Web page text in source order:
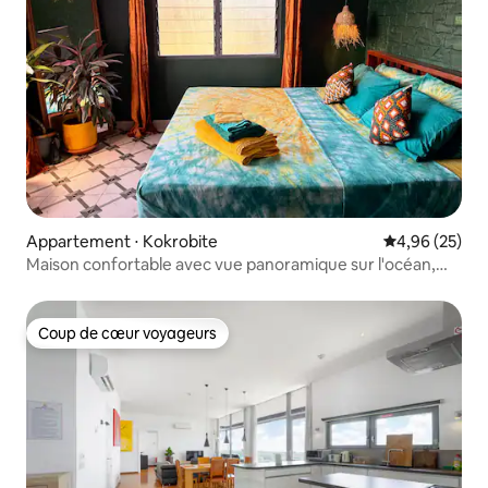
Appartement ⋅ Kokrobite Évaluation
4,96 (25)
Maison confortable avec vue panoramique sur l'océan,
Coup de cœur voyageurs
Coup de cœur voyageurs